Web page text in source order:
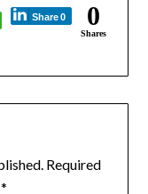
Share 0 0
Shares
Required
*